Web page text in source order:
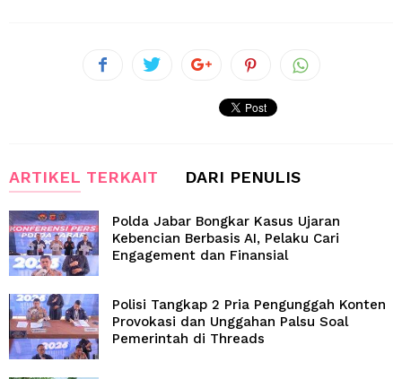
ARTIKEL TERKAIT DARI PENULIS
Polda Jabar Bongkar Kasus Ujaran
Kebencian Berbasis AI, Pelaku Cari
Engagement dan Finansial
Polisi Tangkap 2 Pria Pengunggah Konten
Provokasi dan Unggahan Palsu Soal
Pemerintah di Threads